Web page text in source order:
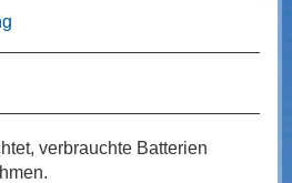
verbrauchte Batterien